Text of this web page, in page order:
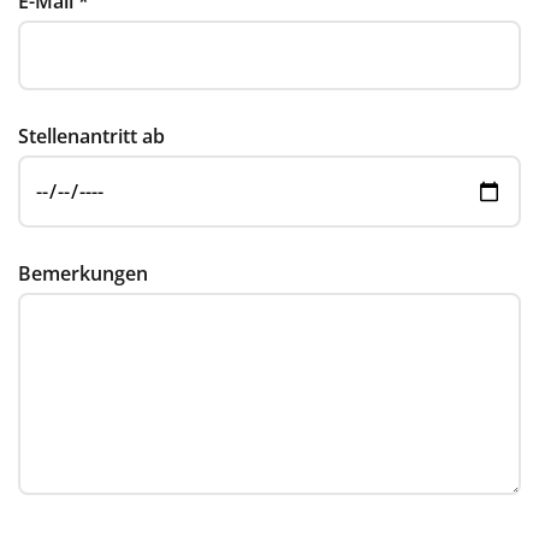
Stellenantritt ab
Bemerkungen